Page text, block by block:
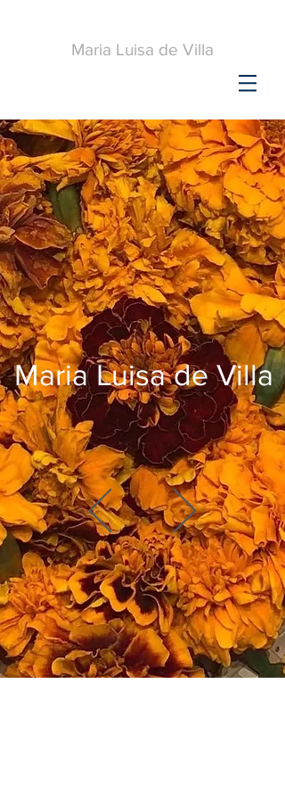
Maria Luisa de Villa
Maria Luisa de Villa